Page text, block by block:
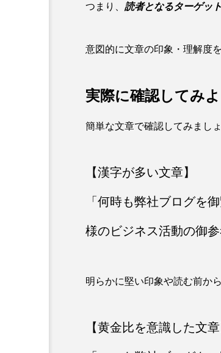
つまり、 読者となるターゲッ
意図的に文章の印象・理解度
実際に確認してみよ
簡単な文章で確認してみましょ
【漢字が多い文章】
「何時も弊社ブログを
様のビジネス活動の御
明らかに堅い印象や読む前か
【黄金比を意識した文章